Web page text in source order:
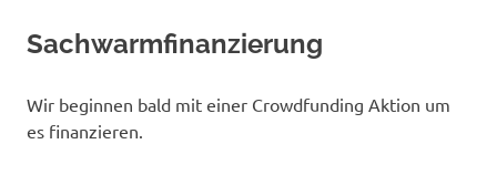
Sachwarmfinanzierung
Wir beginnen bald mit einer Crowdfunding Aktion um
es finanzieren.